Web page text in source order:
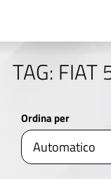
TAG: FIAT
Ordina per